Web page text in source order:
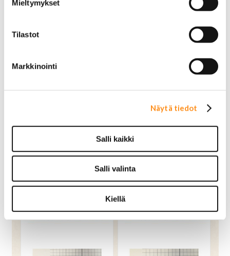
Mieltymykset
Tilastot
Markkinointi
Näytä tiedot
Salli kaikki
Salli valinta
Kiellä
Dealer merkki muovia Al
OSTA
Dealer merkki muovia
Atco Autos
14,00 €